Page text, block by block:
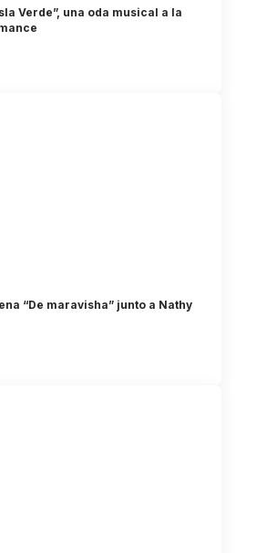
Verde”, una oda musical a la
“De maravisha” junto a Nathy